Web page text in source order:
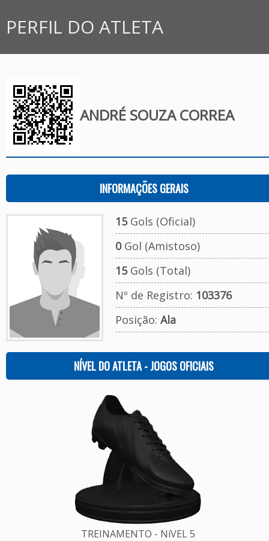
PERFIL DO ATLETA
ANDRÉ SOUZA CORREA
INFORMAÇÕES GERAIS
15Gols (Oficial)
0Gol (Amistoso)
15Gols (Total)
Nº de Registro: 103376
Posição: Ala
NÍVEL DO ATLETA - JOGOS OFICIAIS
TREINAMENTO - NíVEL 5